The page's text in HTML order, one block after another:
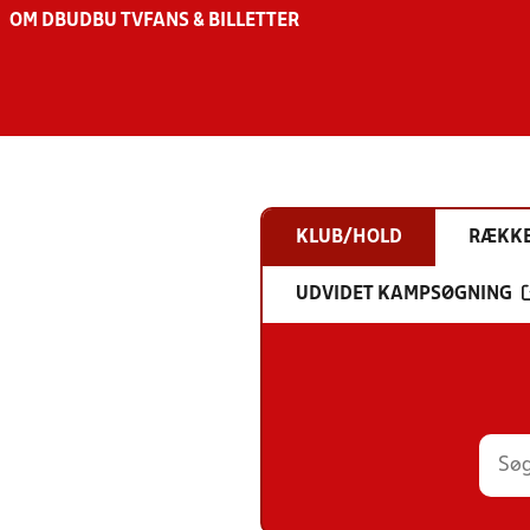
OM DBU DBU TV FANS & BILLETTER
KLUB/HOLD
UDVIDET KAMPSØGNING